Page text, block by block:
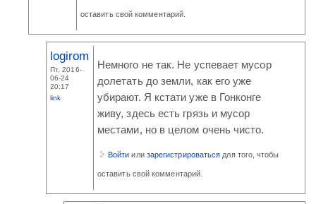
оставить свой комментарий.
logirom
Пт, 2016-
06-24
20:17
link
Немного не так. Не успевает мусор
долетать до земли, как его уже
убирают. Я кстати уже в Гонконге
живу, здесь есть грязь и мусор
местами, но в целом очень чисто.
Войти или зарегистрироваться для того, чтобы
оставить свой комментарий.